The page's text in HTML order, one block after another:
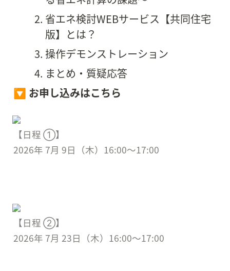
省エネ検討WEBサービス【共同住宅
版】とは？
操作デモンストレーション
まとめ・質疑応答
🔽 お申し込みはこちら
【日程 ①】
2026年 7月 9日（木）16:00〜17:00
【日程 ②】
2026年 7月 23日（木）16:00〜17:00